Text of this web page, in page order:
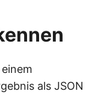
als JSON